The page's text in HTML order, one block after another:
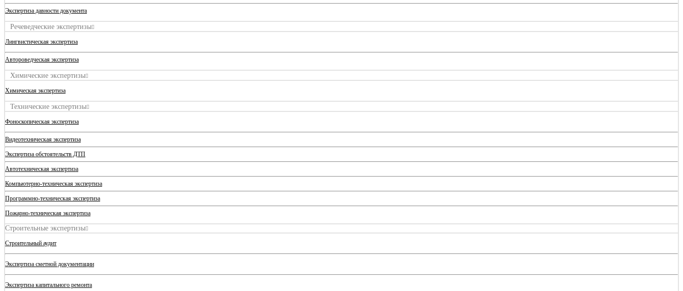
Экспертиза давности документа
Речеведческие экспертизы
Лингвистическая экспертиза
Автороведческая экспертиза
Химические экспертизы
Химическая экспертиза
Технические экспертизы
Фоноскопическая экспертиза
Видеотехническая экспертиза
Экспертиза обстоятельств ДТП
Автотехническая экспертиза
Компьютерно-техническая экспертиза
Программно-техническая экспертиза
Пожарно-техническая экспертиза
Строительные экспертизы
Строительный аудит
Экспертиза сметной документации
Экспертиза капитального ремонта